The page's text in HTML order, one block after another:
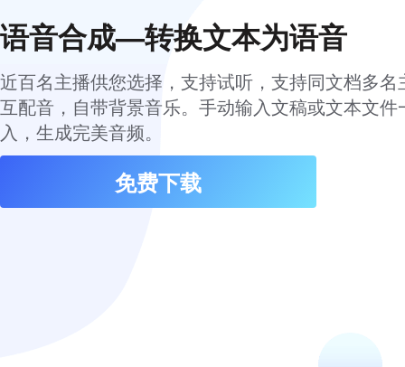
语音合成—转换文本为语音
近百名主播供您选择，支持试听，支持同文档多名
互配音，自带背景音乐。手动输入文稿或文本文件
入，生成完美音频。
免费下载